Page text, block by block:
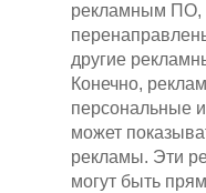
рекламным ПО,
другие
Конечно,
персональные
может
рекламы. Эти
могут быть